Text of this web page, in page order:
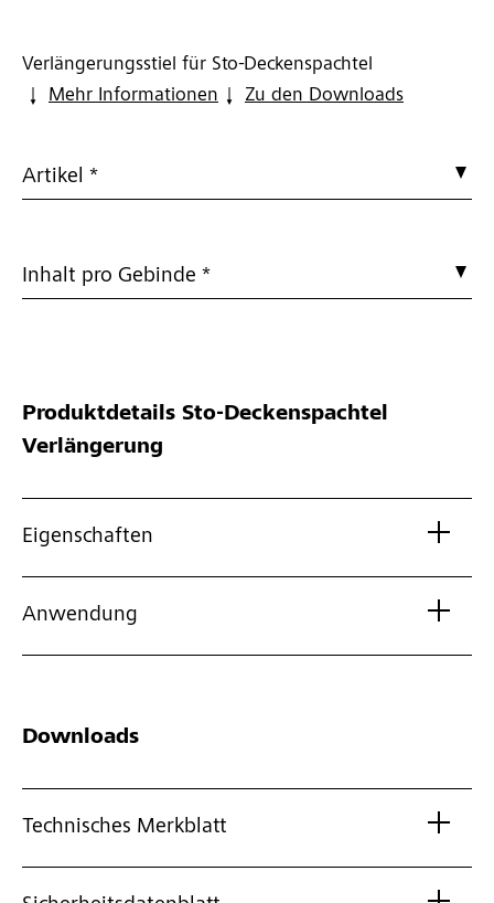
Verlängerungsstiel für Sto-Deckenspachtel
Mehr Informationen
Zu den Downloads
Artikel *
Inhalt pro Gebinde *
Produktdetails Sto-Deckenspachtel
Verlängerung
Eigenschaften
Anwendung
Downloads
Technisches Merkblatt